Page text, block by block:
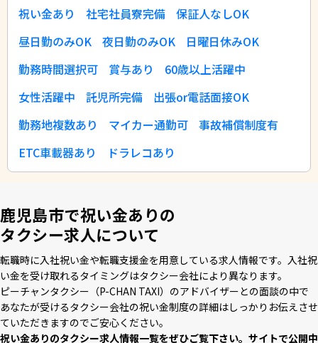
祝い金あり
社宅社員寮完備
保証人なしOK
昼日勤のみOK
夜日勤のみOK
日曜日休みOK
勤務時間選択可
賞与あり
60歳以上活躍中
女性活躍中
託児所完備
出張or電話面接OK
勤務地複数あり
マイカー通勤可
事故補償制度有
ETC車載器あり
ドラレコあり
鹿児島市で祝い金ありの
タクシー求人について
転職時に⼊社祝い⾦や転職⽀援⾦を⽤意している求⼈情報です。⼊社祝
い⾦を受け取れるタイミングはタクシー会社により異なります。
ピーチャンタクシー（P-CHAN TAXI）のアドバイザーとの⾯談の中で
あなたが受けるタクシー会社の祝い⾦制度の詳細はしっかりお伝えさせ
ていただきますのでご安⼼ください。
祝い⾦ありのタクシー求⼈情報⼀覧をぜひご覧下さい。サイトで公開中